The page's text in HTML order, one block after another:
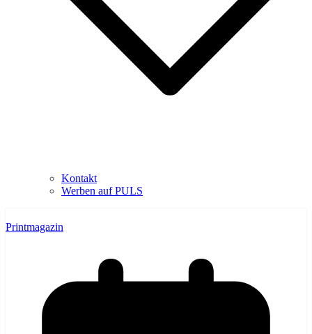
Kontakt
Werben auf PULS
Printmagazin